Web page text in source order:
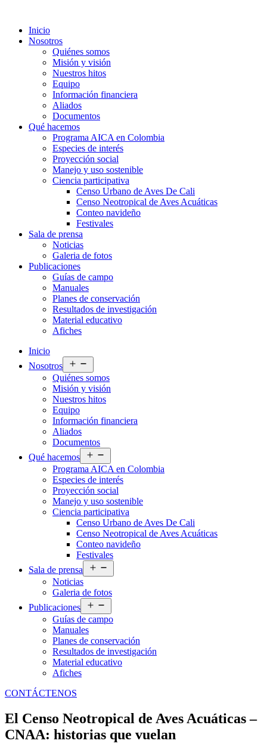
Inicio
Nosotros
Quiénes somos
Misión y visión
Nuestros hitos
Equipo
Información financiera
Aliados
Documentos
Qué hacemos
Programa AICA en Colombia
Especies de interés
Proyección social
Manejo y uso sostenible
Ciencia participativa
Censo Urbano de Aves De Cali
Censo Neotropical de Aves Acuáticas
Conteo navideño
Festivales
Sala de prensa
Noticias
Galeria de fotos
Publicaciones
Guías de campo
Manuales
Planes de conservación
Resultados de investigación
Material educativo
Afiches
Inicio
Nosotros
el
menú
Quiénes somos
Misión y visión
Nuestros hitos
Equipo
Información financiera
Aliados
Documentos
Qué hacemos
el
menú
Programa AICA en Colombia
Especies de interés
Proyección social
Manejo y uso sostenible
Ciencia participativa
Censo Urbano de Aves De Cali
Censo Neotropical de Aves Acuáticas
Conteo navideño
Festivales
Sala de prensa
el
Noticias
Galeria de fotos
Publicaciones
el
menú
Guías de campo
Manuales
Planes de conservación
Resultados de investigación
Material educativo
Afiches
CONTÁCTENOS
El Censo Neotropical de Aves Acuáticas –
CNAA: historias que vuelan